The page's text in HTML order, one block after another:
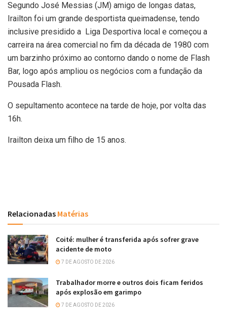
Segundo José Messias (JM) amigo de longas datas,
Irailton foi um grande desportista queimadense, tendo
inclusive presidido a Liga Desportiva local e começou a
carreira na área comercial no fim da década de 1980 com
um barzinho próximo ao contorno dando o nome de Flash
Bar, logo após ampliou os negócios com a fundação da
Pousada Flash.
O sepultamento acontece na tarde de hoje, por volta das
16h.
Irailton deixa um filho de 15 anos.
Relacionadas Matérias
Coité: mulher é transferida após sofrer grave
acidente de moto
7 DE AGOSTO DE 2026
Trabalhador morre e outros dois ficam feridos
após explosão em garimpo
7 DE AGOSTO DE 2026